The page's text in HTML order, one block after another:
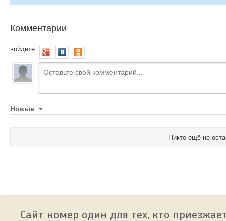
Комментарии
войдите
Новые
Никто ещё не
Сайт номер один для тех, кто